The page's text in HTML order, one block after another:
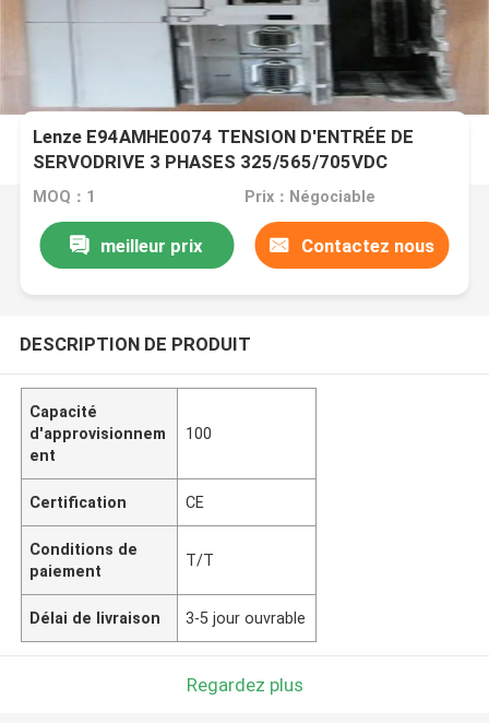
Lenze E94AMHE0074 TENSION D'ENTRÉE DE
SERVODRIVE 3 PHASES 325/565/705VDC
MOQ：1 Prix：Négociable
meilleur prix Contactez nous
DESCRIPTION DE PRODUIT
Capacité
d'approvisionnem
ent
100
Certification CE
Conditions de
paiement
T/T
Délai de livraison 3-5 jour ouvrable
Regardez plus